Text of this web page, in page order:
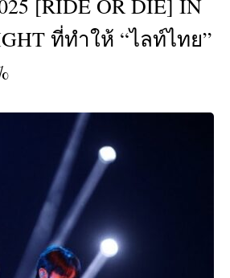
[RIDE OR DIE] IN
ที่ทำให้ “ไลท์ไทย”